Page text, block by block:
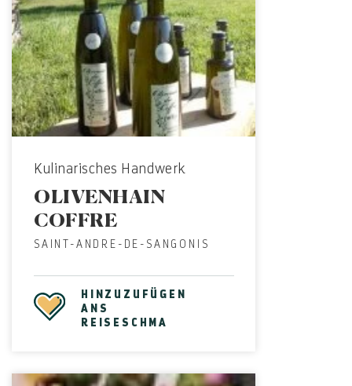
Kulinarisches Handwerk
OLIVENHAIN
COFFRE
SAINT-ANDRE-DE-SANGONIS
HINZUZUFÜGEN
ANS
REISESCHMA